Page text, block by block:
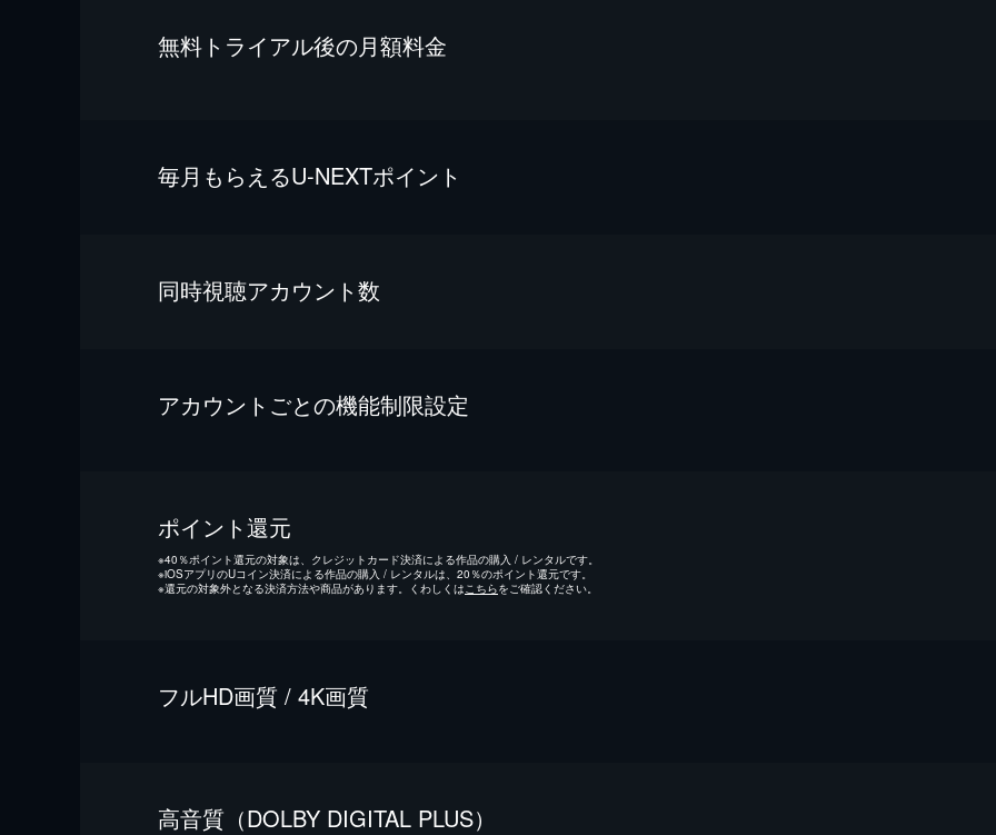
無料トライアル後の⽉額料金
毎⽉もらえるU-NEXTポイント
同時視聴アカウント数
アカウントごとの機能制限設定
ポイント還元
※40％ポイント還元の対象は、クレジットカード決済による作品の購入 / レンタルです。
※iOSアプリのUコイン決済による作品の購入 / レンタルは、20％のポイント還元です。
※還元の対象外となる決済方法や商品があります。くわしくは こちらをご確認ください。
フルHD画質 / 4K画質
⾼⾳質（DOLBY DIGITAL PLUS）